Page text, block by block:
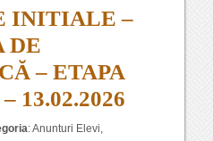
INITIALE –
DE
– ETAPA
13.02.2026
:Anunturi Elevi,